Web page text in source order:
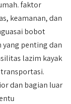
faktor
keamanan, dan
bobot
yang penting dan
lazim kayak
dan bagian luar